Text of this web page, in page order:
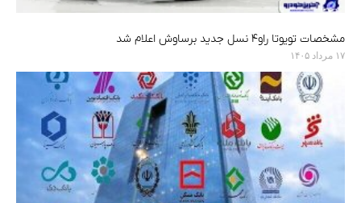
مشخصات تویوتا راو۴ نسل جدید برساوش اعلام شد
۱۷ مرداد ۱۴۰۵